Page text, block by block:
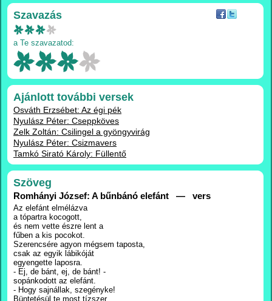
Szavazás
a Te szavazatod:
Ajánlott további versek
Osváth Erzsébet: Az égi pék
Nyulász Péter: Cseppköves
Zelk Zoltán: Csilingel a gyöngyvirág
Nyulász Péter: Csizmavers
Tamkó Sirató Károly: Füllentő
Szöveg
Romhányi József: A bűnbánó elefánt — vers
Az elefánt elmélázva
a tópartra kocogott,
és nem vette észre lent a
fűben a kis pocokot.
Szerencsére agyon mégsem taposta,
csak az egyik lábikóját
egyengette laposra.
- Ej, de bánt, ej, de bánt! -
sopánkodott az elefánt.
- Hogy sajnállak, szegényke!
Büntetésül te most tízszer